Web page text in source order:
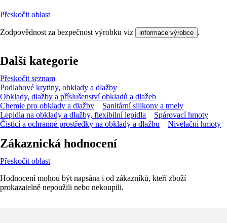
Přeskočit oblast
Zodpovědnost za bezpečnost výrobku viz informace výrobce .
Další kategorie
Přeskočit seznam
Podlahové krytiny, obklady a dlažby
Obklady, dlažby a příslušenství obkladů a dlažeb
Chemie pro obklady a dlažby
Sanitární silikony a tmely
Lepidla na obklady a dlažby, flexibilní lepidla
Spárovací hmoty
Čisticí a ochranné prostředky na obklady a dlažbu
Nivelační hmoty
Zákaznická hodnocení
Přeskočit oblast
Hodnocení mohou být napsána i od zákazníků, kteří zboží
prokazatelně nepoužili nebo nekoupili.